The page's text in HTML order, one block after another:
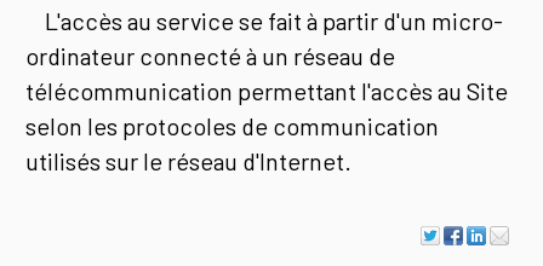
L'accès au service se fait à partir d'un micro-
ordinateur connecté à un réseau de
télécommunication permettant l'accès au Site
selon les protocoles de communication
utilisés sur le réseau d'Internet.